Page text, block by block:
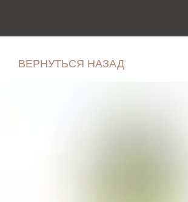
ВЕРНУТЬСЯ НАЗАД